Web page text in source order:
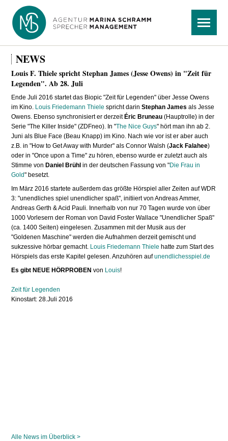
Navigation
überspringen
NEWS
Louis F. Thiele spricht Stephan James (Jesse Owens) in "Zeit für
Legenden". Ab 28. Juli
Ende Juli 2016 startet das Biopic "Zeit für Legenden" über Jesse Owens
im Kino. Louis Friedemann Thiele spricht darinStephan James als Jesse
Owens. Ebenso synchronisiert er derzeitÉric Bruneau (Hauptrolle) in der
Serie "The Killer Inside" (ZDFneo). In "The Nice Guys" hört man ihn ab 2.
Juni als Blue Face (Beau Knapp) im Kino. Nach wie vor ist er aber auch
z.B. in "How to Get Away with Murder" als Connor Walsh (Jack Falahee)
oder in "Once upon a Time" zu hören, ebenso wurde er zuletzt auch als
Stimme vonDaniel Brühl in der deutschen Fassung von "Die Frau in
Gold" besetzt.
Im März 2016 startete außerdem das größte Hörspiel aller Zeiten auf WDR
3: "unendliches spiel unendlicher spaß", initiiert von Andreas Ammer,
Andreas Gerth & Acid Pauli. Innerhalb von nur 70 Tagen wurde von über
1000 Vorlesern der Roman von David Foster Wallace "Unendlicher Spaß"
(ca. 1400 Seiten) eingelesen. Zusammen mit der Musik aus der
"Goldenen Maschine" werden die Aufnahmen derzeit gemischt und
sukzessive hörbar gemacht. Louis Friedemann Thiele hatte zum Start des
Hörspiels das erste Kapitel gelesen. Anzuhören aufunendlichesspiel.de
Es gibt NEUE HÖRPROBEN von Louis!
Zeit für Legenden
Kinostart: 28.Juli 2016
Alle News im Überblick >